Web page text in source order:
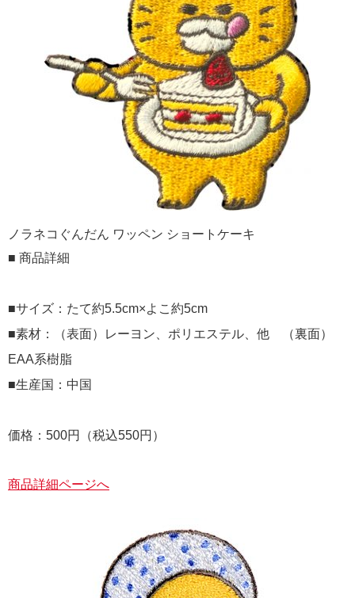
ノラネコぐんだん ワッペン ショートケーキ
■ 商品詳細
■サイズ：たて約5.5cm×よこ約5cm
■素材：（表面）レーヨン、ポリエステル、他 （裏面）
EAA系樹脂
■生産国：中国
価格：500円（税込550円）
商品詳細ページへ